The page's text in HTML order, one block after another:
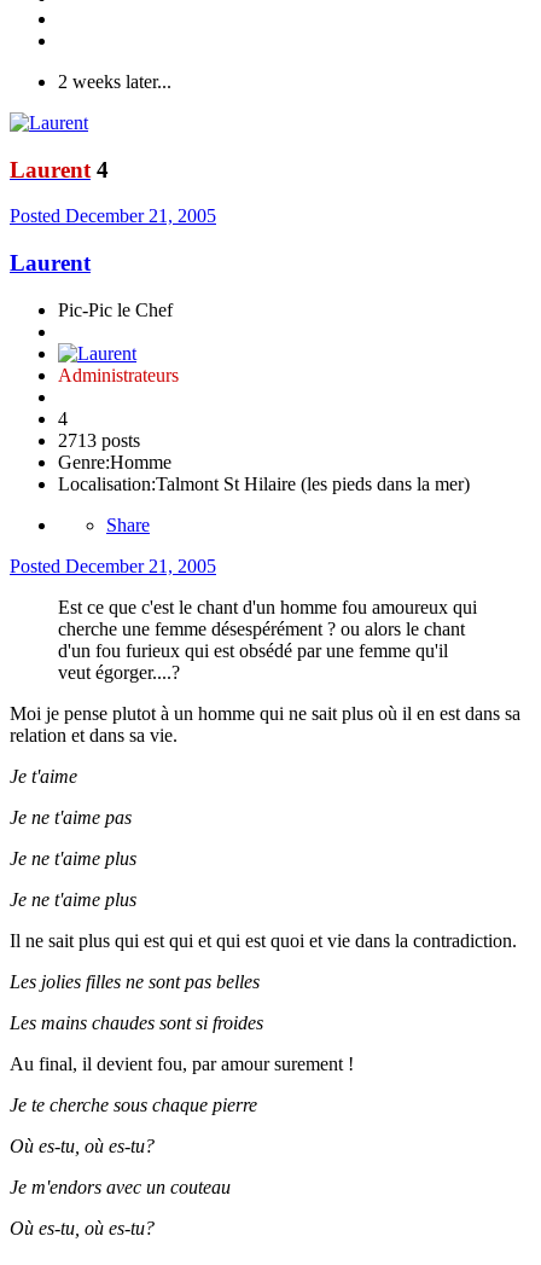
2 weeks later...
Laurent 4
Posted December 21, 2005
Laurent
Pic-Pic le Chef
Administrateurs
4
2713 posts
Genre:Homme
Localisation:Talmont St Hilaire (les pieds dans la mer)
Share
Posted December 21, 2005
Est ce que c'est le chant d'un homme fou amoureux qui
cherche une femme désespérément ? ou alors le chant
d'un fou furieux qui est obsédé par une femme qu'il
veut égorger....?
Moi je pense plutot à un homme qui ne sait plus où il en est dans sa
relation et dans sa vie.
Je t'aime
Je ne t'aime pas
Je ne t'aime plus
Je ne t'aime plus
Il ne sait plus qui est qui et qui est quoi et vie dans la contradiction.
Les jolies filles ne sont pas belles
Les mains chaudes sont si froides
Au final, il devient fou, par amour surement !
Je te cherche sous chaque pierre
Où es-tu, où es-tu?
Je m'endors avec un couteau
Où es-tu, où es-tu?